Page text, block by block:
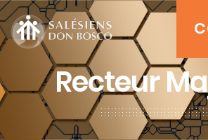
Recteur